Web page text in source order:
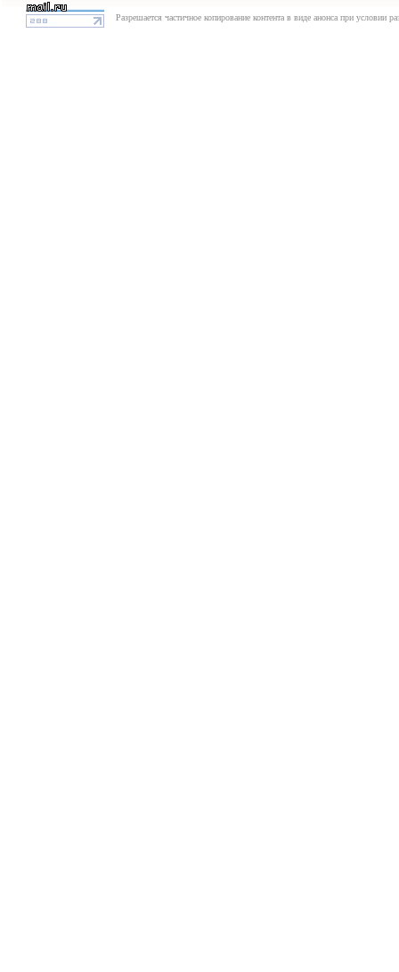
Разрешается частичное копирование контента в виде анонса при условии